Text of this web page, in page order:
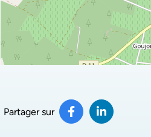
Partager sur Partager sur
(ouverture dans
Partager